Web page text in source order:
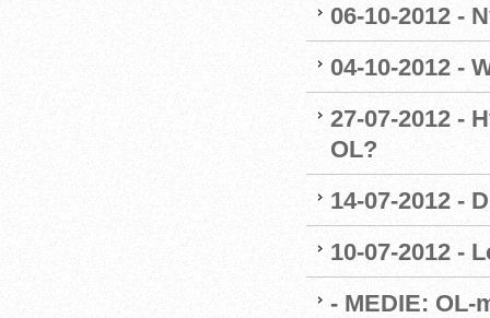
06-10-2012 -
04-10-2012 -
27-07-2012 -
OL?
14-07-2012 -
10-07-2012 -
- MEDIE: OL-